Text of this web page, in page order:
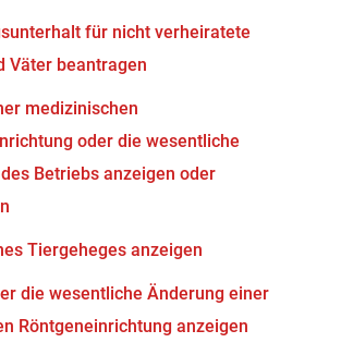
für nicht verheiratete
Väter beantragen
medizinischen
oder die wesentliche
Betriebs anzeigen oder
Tiergeheges anzeigen
die wesentliche Änderung einer
Röntgeneinrichtung anzeigen